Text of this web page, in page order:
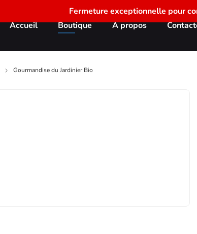
Fermeture exceptionnelle pour
Accueil
Boutique À propos
Gourmandise du Jardinier Bio